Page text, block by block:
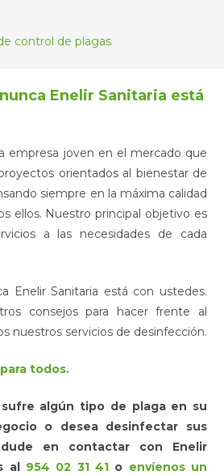
control de plagas
Enelir Sanitaria está
empresa joven en el mercado que
orientados al bienestar de
siempre en la máxima calidad
ellos. Nuestro principal objetivo es
a las necesidades de cada
Enelir Sanitaria está con ustedes.
consejos para hacer frente al
nuestros servicios de desinfección.
todos.
algún tipo de plaga en su
o desea desinfectar sus
en contactar con Enelir
al 954 02 31 41 o envíenos un